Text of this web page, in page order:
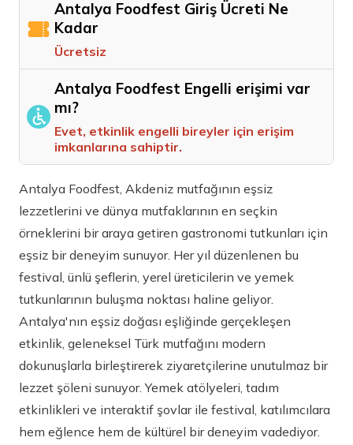
Antalya Foodfest Giriş Ücreti Ne
Kadar
Ücretsiz
Antalya Foodfest Engelli erişimi var
mı?
Evet, etkinlik engelli bireyler için erişim
imkanlarına sahiptir.
Antalya Foodfest, Akdeniz mutfağının eşsiz
lezzetlerini ve dünya mutfaklarının en seçkin
örneklerini bir araya getiren gastronomi tutkunları için
eşsiz bir deneyim sunuyor. Her yıl düzenlenen bu
festival, ünlü şeflerin, yerel üreticilerin ve yemek
tutkunlarının buluşma noktası haline geliyor.
Antalya'nın eşsiz doğası eşliğinde gerçekleşen
etkinlik, geleneksel Türk mutfağını modern
dokunuşlarla birleştirerek ziyaretçilerine unutulmaz bir
lezzet şöleni sunuyor. Yemek atölyeleri, tadım
etkinlikleri ve interaktif şovlar ile festival, katılımcılara
hem eğlence hem de kültürel bir deneyim vadediyor.